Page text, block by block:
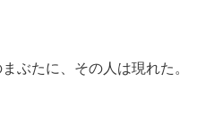
ぶたに、その人は現れた。